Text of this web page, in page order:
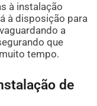
à instalação
à disposição para
a
que
tempo.
de